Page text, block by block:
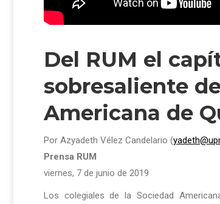
Del RUM el
sobresaliente
Americana de
Por Azyadeth Vélez Candelario (
Prensa RUM
viernes, 7 de junio de 2019
Los colegiales de la Sociedad